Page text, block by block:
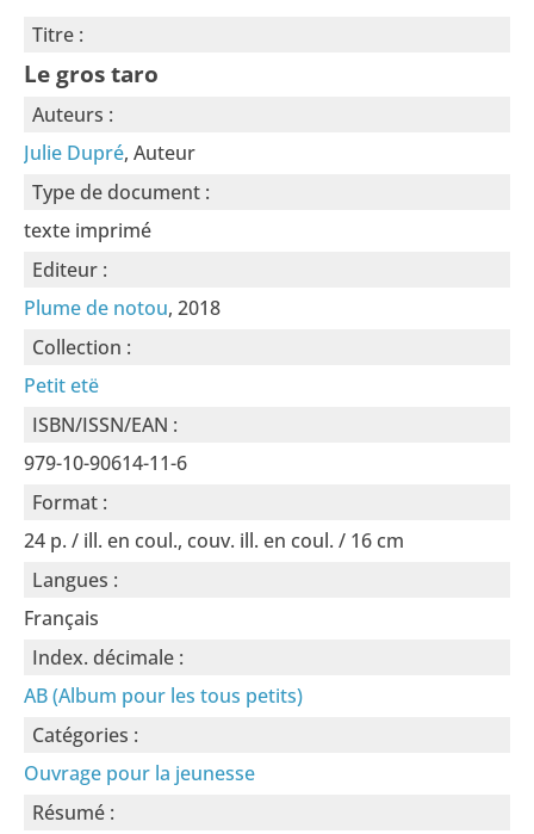
Titre :
Le gros taro
Auteurs :
Julie Dupré, Auteur
Type de document :
texte imprimé
Editeur :
Plume de notou, 2018
Collection :
Petit etë
ISBN/ISSN/EAN :
979-10-90614-11-6
Format :
24 p. / ill. en coul., couv. ill. en coul. / 16 cm
Langues :
Français
Index. décimale :
AB (Album pour les tous petits)
Catégories :
Ouvrage pour la jeunesse
Résumé :